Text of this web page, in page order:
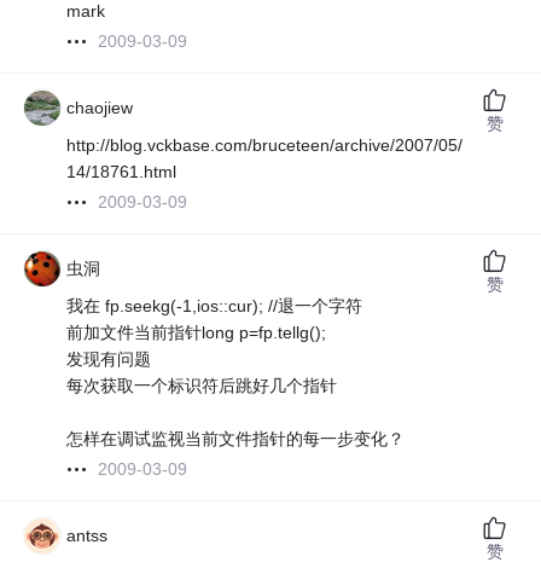
mark
2009-03-09
chaojiew
http://blog.vckbase.com/bruceteen/archive/2007/05/
14/18761.html
2009-03-09
赞
虫洞
我在 fp.seekg(-1,ios::cur); //退一个字符
前加文件当前指针long p=fp.tellg();
发现有问题
每次获取一个标识符后跳好几个指针
怎样在调试监视当前文件指针的每一步变化？
2009-03-09
赞
antss
赞